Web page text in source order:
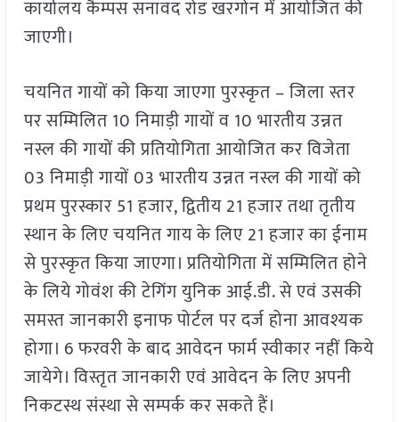
कार्यालय कैम्पस सनावद रोड खरगोन में आयोजित की
जाएगी।
चयनित गायों को किया जाएगा पुरस्कृत – जिला स्तर
पर सम्मिलित 10 निमाड़ी गायों व 10 भारतीय उन्नत
नस्ल की गायों की प्रतियोगिता आयोजित कर विजेता
03 निमाड़ी गायों 03 भारतीय उन्नत नस्ल की गायों को
प्रथम पुरस्कार 51 हजार, द्वितीय 21 हजार तथा तृतीय
स्थान के लिए चयनित गाय के लिए 21 हजार का ईनाम
से पुरस्कृत किया जाएगा। प्रतियोगिता में सम्मिलित होने
के लिये गोवंश की टेगिंग युनिक आई.डी. से एवं उसकी
समस्त जानकारी इनाफ पोर्टल पर दर्ज होना आवश्यक
होगा। 6 फरवरी के बाद आवेदन फार्म स्वीकार नहीं किये
जायेगे। विस्तृत जानकारी एवं आवेदन के लिए अपनी
निकटस्थ संस्था से सम्पर्क कर सकते हैं।